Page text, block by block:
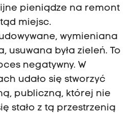
pieniądze na remont
miejsc.
wymieniana
usuwana była zieleń. To
negatywny. W
udało się stworzyć
publiczną, której nie
stało z tą przestrzenią